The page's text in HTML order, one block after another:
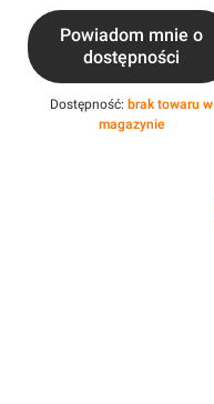
Powiadom mnie o
dostępności
Dostępność: brak towaru w
magazynie